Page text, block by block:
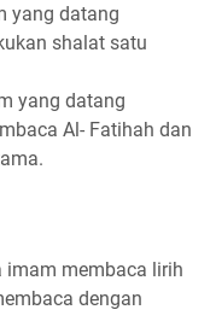
yang datang
shalat satu
yang datang
Al- Fatihah dan
imam membaca lirih
dengan